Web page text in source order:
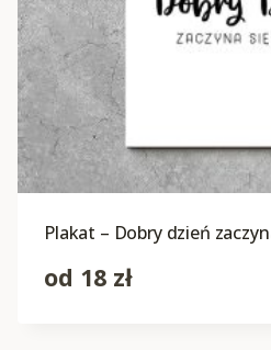
Plakat – Dobry dzień
od 18 zł